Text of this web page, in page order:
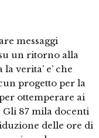
messaggi
un ritorno alla
verita’ e’ che
progetto per la
ottemperare ai
87 mila docenti
delle ore di